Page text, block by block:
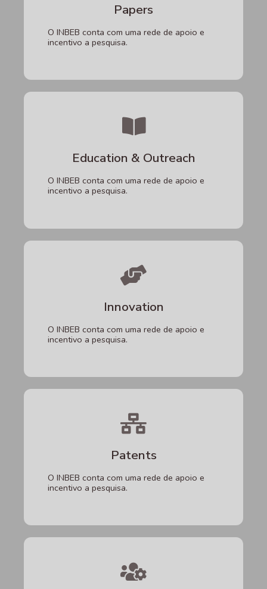
Papers
O INBEB conta com uma rede de apoio e
incentivo a pesquisa.
Education & Outreach
O INBEB conta com uma rede de apoio e
incentivo a pesquisa.
Innovation
O INBEB conta com uma rede de apoio e
incentivo a pesquisa.
Patents
O INBEB conta com uma rede de apoio e
incentivo a pesquisa.